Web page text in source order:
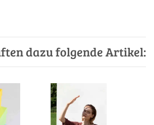
dazu folgende Artikel: